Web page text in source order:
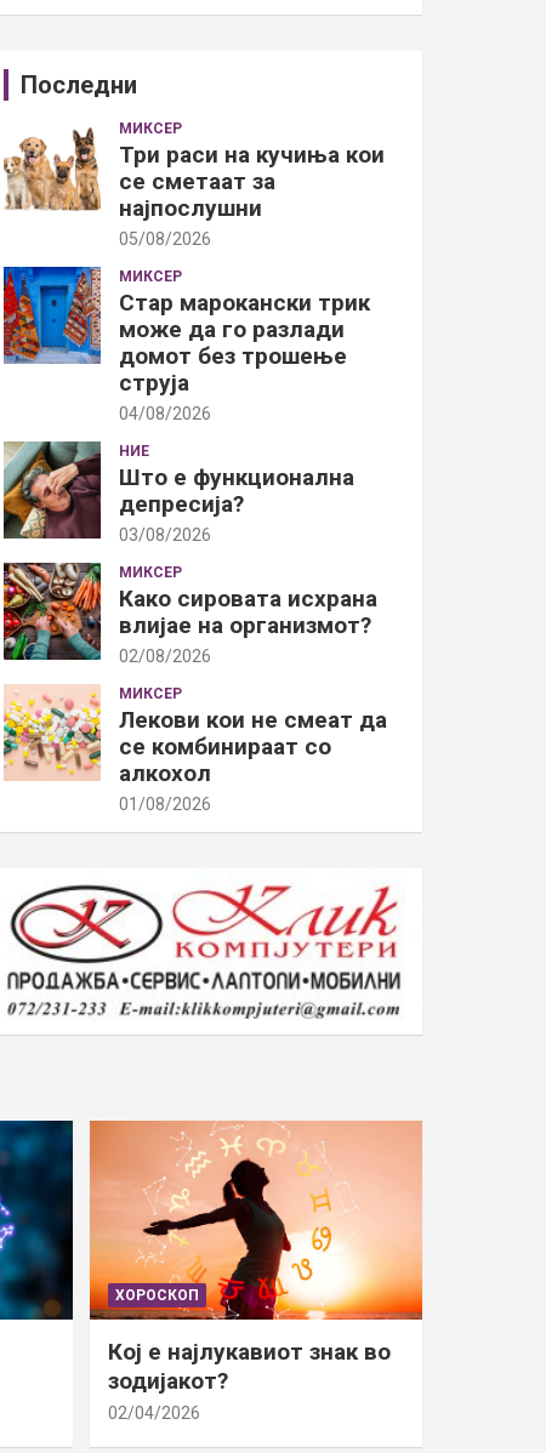
Последни
МИКСЕР
Три раси на кучиња кои
се сметаат за
најпослушни
05/08/2026
МИКСЕР
Стар марокански трик
може да го разлади
домот без трошење
струја
04/08/2026
НИЕ
Што е функционална
депресија?
03/08/2026
МИКСЕР
Како сировата исхрана
влијае на организмот?
02/08/2026
МИКСЕР
Лекови кои не смеат да
се комбинираат со
алкохол
01/08/2026
ХОРОСКОП
Кој е најлукавиот знак во
зодијакот?
02/04/2026